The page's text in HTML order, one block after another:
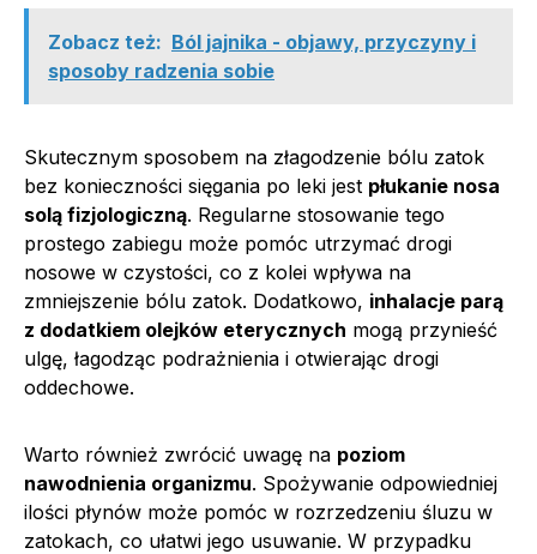
Zobacz też: Ból jajnika - objawy, przyczyny i
sposoby radzenia sobie
Skutecznym sposobem na złagodzenie bólu zatok
bez konieczności sięgania po leki jest płukanie nosa
solą fizjologiczną. Regularne stosowanie tego
prostego zabiegu może pomóc utrzymać drogi
nosowe w czystości, co z kolei wpływa na
zmniejszenie bólu zatok. Dodatkowo, inhalacje parą
z dodatkiem olejków eterycznych mogą przynieść
ulgę, łagodząc podrażnienia i otwierając drogi
oddechowe.
Warto również zwrócić uwagę na poziom
nawodnienia organizmu. Spożywanie odpowiedniej
ilości płynów może pomóc w rozrzedzeniu śluzu w
zatokach, co ułatwi jego usuwanie. W przypadku